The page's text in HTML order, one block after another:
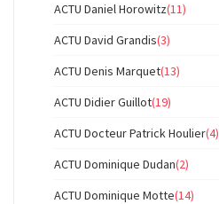
ACTU Daniel Horowitz(11)
ACTU David Grandis(3)
ACTU Denis Marquet(13)
ACTU Didier Guillot(19)
ACTU Docteur Patrick Houlier(4)
ACTU Dominique Dudan(2)
ACTU Dominique Motte(14)